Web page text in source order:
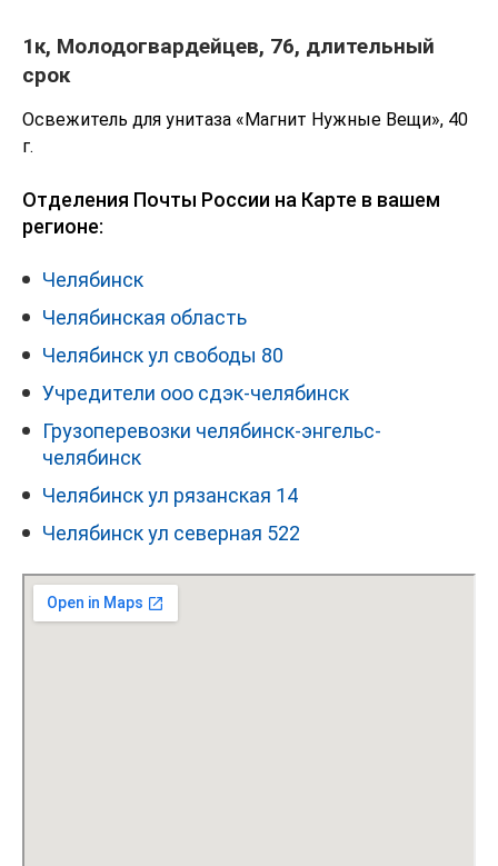
1к, Молодогвардейцев, 76, длительный
срок
Освежитель для унитаза «Магнит Нужные Вещи», 40
г.
Отделения Почты России на Карте в вашем
регионе:
Челябинск
Челябинская область
Челябинск ул свободы 80
Учредители ооо сдэк-челябинск
Грузоперевозки челябинск-энгельс-
челябинск
Челябинск ул рязанская 14
Челябинск ул северная 522